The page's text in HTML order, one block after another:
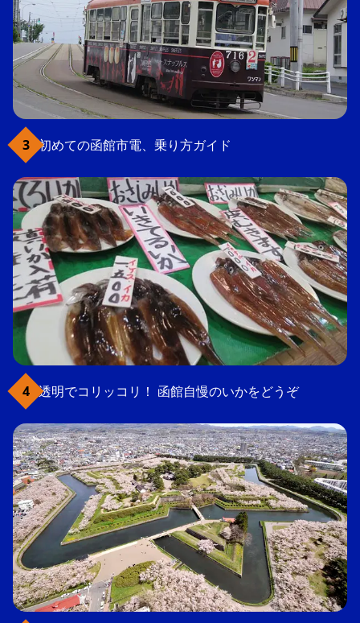
初めての函館市電、乗り方ガイド
透明でコリッコリ！ 函館自慢のいかをどうぞ